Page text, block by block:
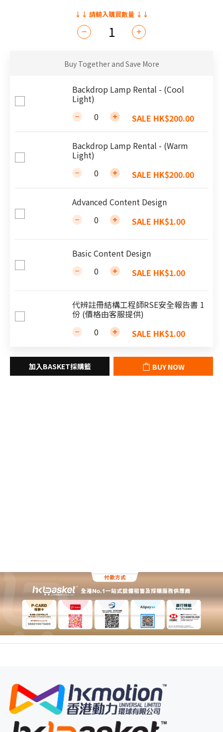
Buy Together and Save More
Backdrop Lamp Rental - (Cool
Light)
SALE HK$200.00
Backdrop Lamp Rental - (Warm
Light)
SALE HK$200.00
Advanced Content Design
SALE HK$1.00
Basic Content Design
SALE HK$1.00
代辨註冊結構工程師RSE安全報告書 1
份 (價格由客服提供)
SALE HK$1.00
BUY NOW